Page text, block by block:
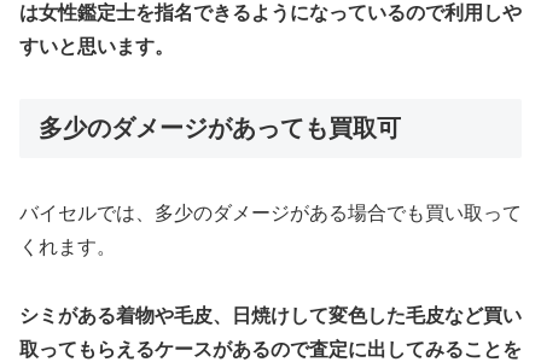
は女性鑑定士を指名できるようになっているので利用しや
すいと思います。
多少のダメージがあっても買取可
バイセルでは、多少のダメージがある場合でも買い取って
くれます。
シミがある着物や毛皮、日焼けして変色した毛皮など買い
取ってもらえるケースがあるので査定に出してみることを